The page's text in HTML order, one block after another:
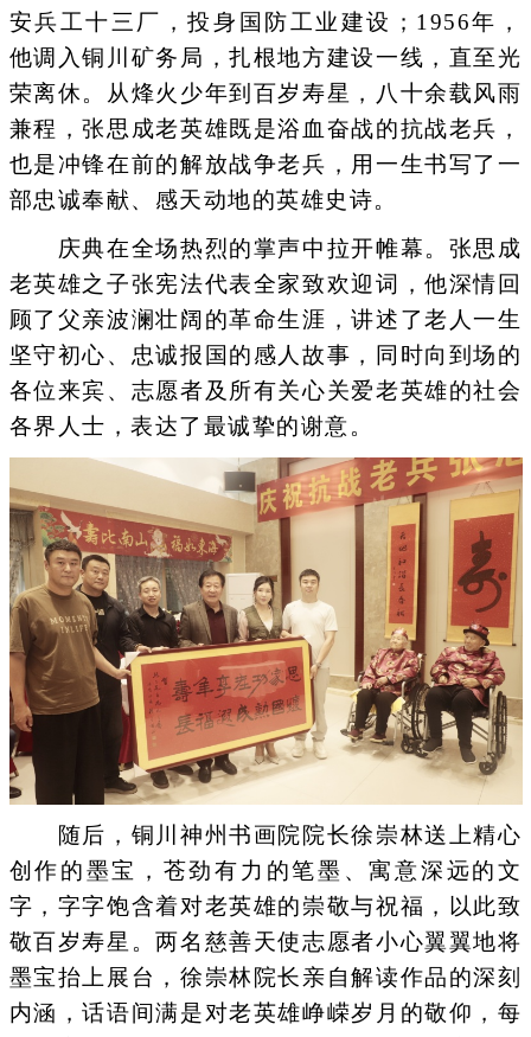
安兵工十三厂，投身国防工业建设；1956年，
他调入铜川矿务局，扎根地方建设一线，直至光
荣离休。从烽火少年到百岁寿星，八十余载风雨
兼程，张思成老英雄既是浴血奋战的抗战老兵，
也是冲锋在前的解放战争老兵，用一生书写了一
部忠诚奉献、感天动地的英雄史诗。
庆典在全场热烈的掌声中拉开帷幕。张思成
老英雄之子张宪法代表全家致欢迎词，他深情回
顾了父亲波澜壮阔的革命生涯，讲述了老人一生
坚守初心、忠诚报国的感人故事，同时向到场的
各位来宾、志愿者及所有关心关爱老英雄的社会
各界人士，表达了最诚挚的谢意。
随后，铜川神州书画院院长徐崇林送上精心
创作的墨宝，苍劲有力的笔墨、寓意深远的文
字，字字饱含着对老英雄的崇敬与祝福，以此致
敬百岁寿星。两名慈善天使志愿者小心翼翼地将
墨宝抬上展台，徐崇林院长亲自解读作品的深刻
内涵，话语间满是对老英雄峥嵘岁月的敬仰，每